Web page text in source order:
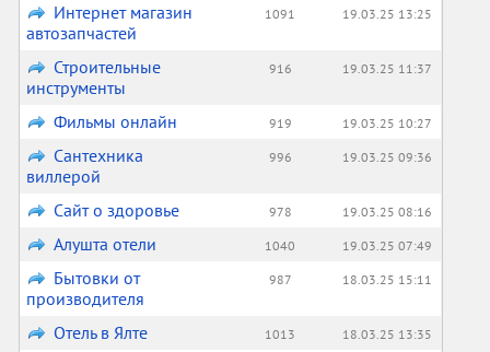
Интернет магазин
автозапчастей
1091 19.03.25 13:25
Строительные
инструменты
916 19.03.25 11:37
Фильмы онлайн 919 19.03.25 10:27
Сантехника
виллерой
996 19.03.25 09:36
Сайт о здоровье 978 19.03.25 08:16
Алушта отели 1040 19.03.25 07:49
Бытовки от
производителя
987 18.03.25 15:11
Отель в Ялте 1013 18.03.25 13:35